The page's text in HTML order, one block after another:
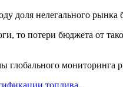
нелегального рынка
то потери бюджета от
глобального
топлива.